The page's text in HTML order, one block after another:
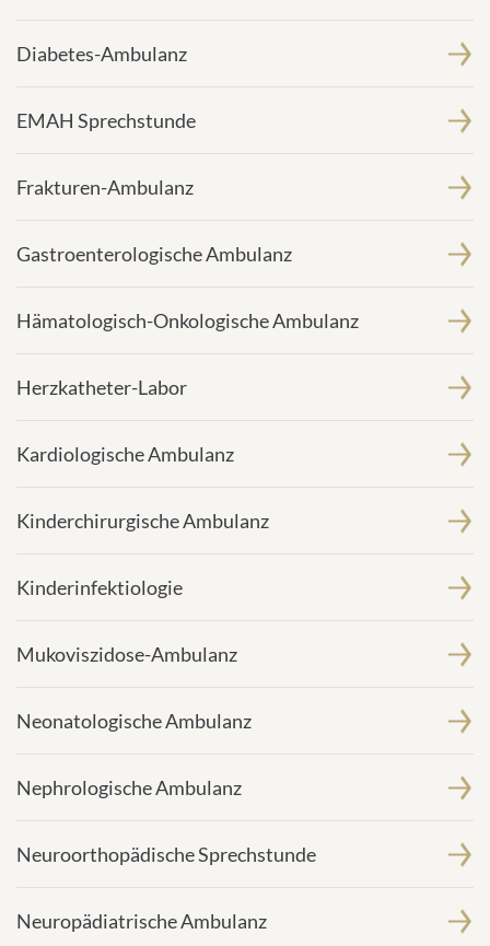
Diabetes-Ambulanz
EMAH Sprechstunde
Frakturen-Ambulanz
Gastroenterologische Ambulanz
Hämatologisch-Onkologische Ambulanz
Herzkatheter-Labor
Kardiologische Ambulanz
Kinderchirurgische Ambulanz
Kinderinfektiologie
Mukoviszidose-Ambulanz
Neonatologische Ambulanz
Nephrologische Ambulanz
Neuroorthopädische Sprechstunde
Neuropädiatrische Ambulanz